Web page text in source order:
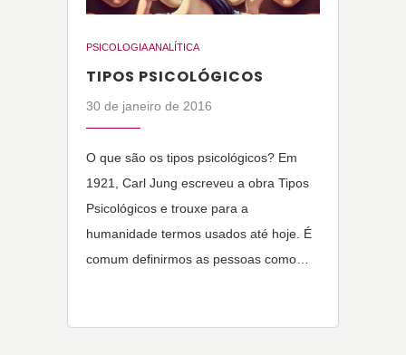
PSICOLOGIA ANALÍTICA
TIPOS PSICOLÓGICOS
30 de janeiro de 2016
O que são os tipos psicológicos? Em
1921, Carl Jung escreveu a obra Tipos
Psicológicos e trouxe para a
humanidade termos usados até hoje. É
comum definirmos as pessoas como…